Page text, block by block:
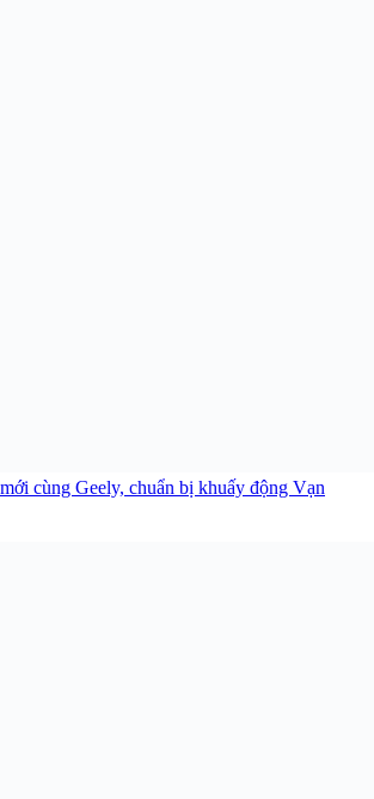
cùng Geely, chuẩn bị khuấy động Vạn